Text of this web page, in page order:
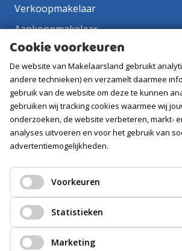
Verkoopmakelaar
Aankoopmakelaar
Contact
Vacatures
Volg ons
Cookie voorkeuren
De website van Makelaarsland gebruikt
andere technieken) en verzamelt daarmee
gebruik van de website om deze te kunnen
gebruiken wij tracking cookies waarmee wij
onderzoeken, de website verbeteren, markt-
analyses uitvoeren en voor het gebruik van
advertentiemogelijkheden.
Voorkeuren
Statistieken
Marketing